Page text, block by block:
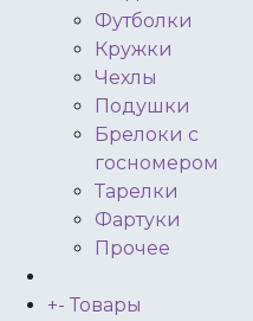
Футболки
Кружки
Чехлы
Подушки
Брелоки с
госномером
Тарелки
Фартуки
Прочее
+- Товары